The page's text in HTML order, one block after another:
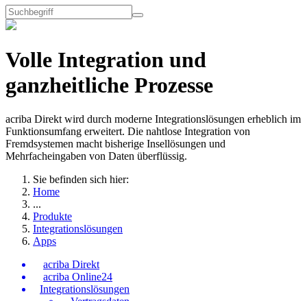
Volle Integration und
ganzheitliche Prozesse
acriba Direkt wird durch moderne Integrationslösungen erheblich im
Funktionsumfang erweitert. Die nahtlose Integration von
Fremdsystemen macht bisherige Insellösungen und
Mehrfacheingaben von Daten überflüssig.
Sie befinden sich hier:
Home
...
Produkte
Integrationslösungen
Apps
acriba Direkt
acriba Online24
Integrationslösungen